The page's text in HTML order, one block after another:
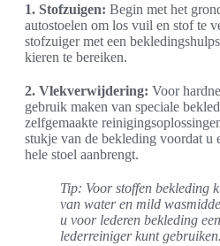
1. Stofzuigen: Begin met het
autostoelen om los vuil en stof te
stofzuiger met een
kieren te bereiken.
2. Vlekverwijdering: Voor
gebruik maken van speciale
zelfgemaakte
stukje van de bekleding voordat u
hele stoel aanbrengt.
Tip: Voor stoffen bekleding
van water en mild
u voor lederen bekleding
lederreiniger kunt gebruiken.